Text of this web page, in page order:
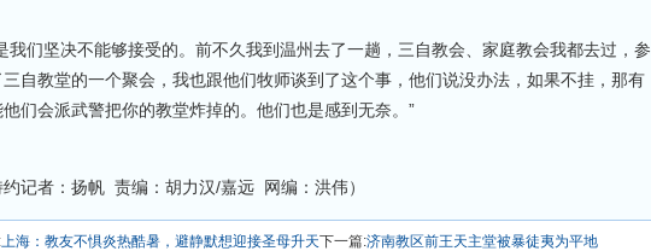
我们坚决不能够接受的。前不久我到温州去了一趟，三自教会、家庭教会我都去过，参
三自教堂的一个聚会，我也跟他们牧师谈到了这个事，他们说没办法，如果不挂，那有
们会派武警把你的教堂炸掉的。他们也是感到无奈。”
约记者：扬帆 责编：胡力汉/嘉远 网编：洪伟）
上海：教友不惧炎热酷暑，避静默想迎接圣母升天下一篇:济南教区前王天主堂被暴徒夷为平地